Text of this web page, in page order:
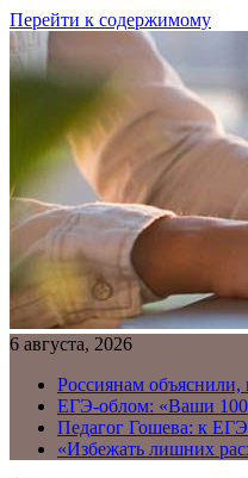
Перейти к содержимому
6 августа, 2026
Россиянам объяснили,
ЕГЭ-облом: «Ваши 100
Педагог Гошева: к
«Избежать лишних